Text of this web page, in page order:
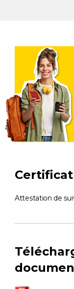
Attestation de